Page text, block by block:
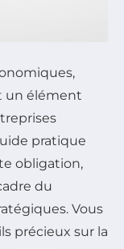
un élément
pratique
obligation,
du
Vous
précieux sur la